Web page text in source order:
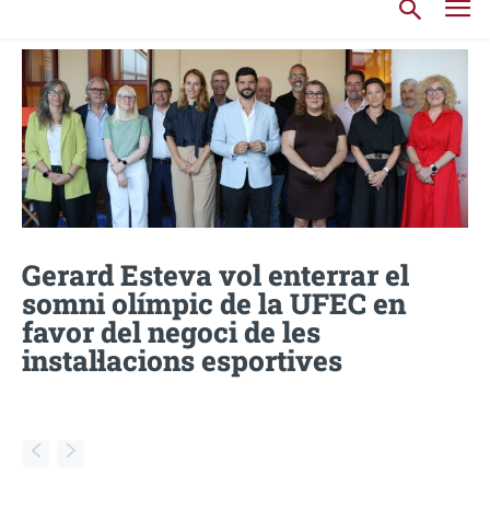
Gerard Esteva vol enterrar el
somni olímpic de la UFEC en
favor del negoci de les
instal·lacions esportives